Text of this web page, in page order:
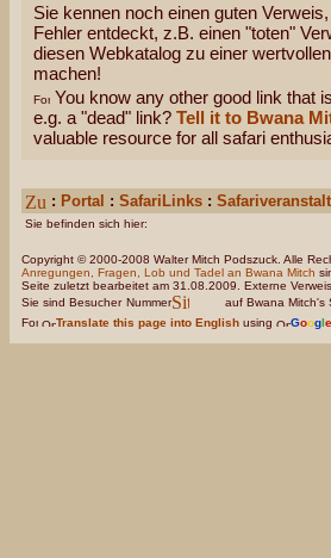
Sie kennen noch einen guten
Fehler entdeckt, z.B. einen "toten"
diesen Webkatalog zu einer
machen!
You know any other good link that
e.g. a "dead" link? Tell it to Bwana
valuable resource for all safari
: Portal : SafariLinks :
Sie befinden sich hier:
Copyright © 2000-2008 Walter Mitch Podszuck. Alle
Anregungen, Fragen, Lob und Tadel an Bwana Mitch
Seite zuletzt bearbeitet am 31.08.2009. Externe
Sie sind Besucher Nummer
auf Bwana Mitch's
Translate this page into English using Google